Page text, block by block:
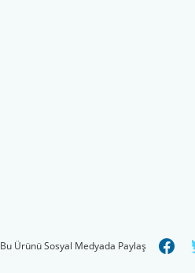
Bu Ürünü Sosyal Medyada Paylaş